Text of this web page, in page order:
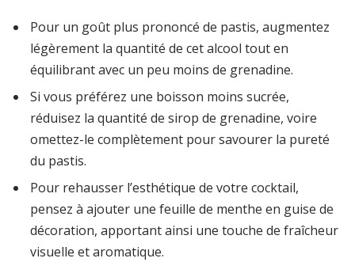
Pour un goût plus prononcé de pastis, augmentez
légèrement la quantité de cet alcool tout en
équilibrant avec un peu moins de grenadine.
Si vous préférez une boisson moins sucrée,
réduisez la quantité de sirop de grenadine, voire
omettez-le complètement pour savourer la pureté
du pastis.
Pour rehausser l’esthétique de votre cocktail,
pensez à ajouter une feuille de menthe en guise de
décoration, apportant ainsi une touche de fraîcheur
visuelle et aromatique.